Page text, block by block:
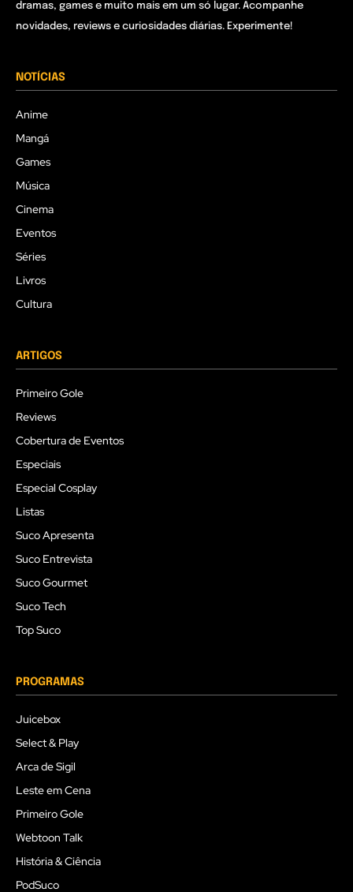
dramas, games e muito mais em um só lugar. Acompanhe
novidades, reviews e curiosidades diárias. Experimente!
NOTÍCIAS
Anime
Mangá
Games
Música
Cinema
Eventos
Séries
Livros
Cultura
ARTIGOS
Primeiro Gole
Reviews
Cobertura de Eventos
Especiais
Especial Cosplay
Listas
Suco Apresenta
Suco Entrevista
Suco Gourmet
Suco Tech
Top Suco
PROGRAMAS
Juicebox
Select & Play
Arca de Sigil
Leste em Cena
Primeiro Gole
Webtoon Talk
História & Ciência
PodSuco